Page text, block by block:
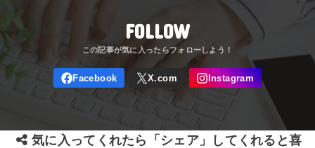
FOLLOW
気に入ってくれたら「シェア」してくれると喜